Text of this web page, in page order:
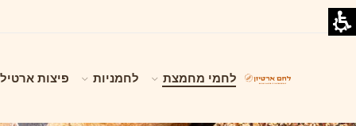
לחמי מחמצת לחמניות פיצות